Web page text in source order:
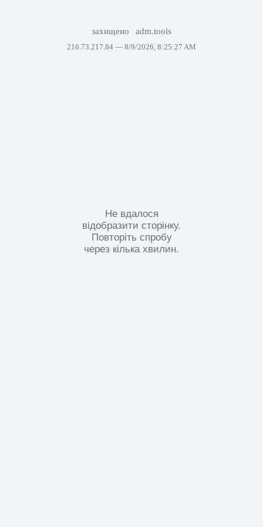
захищено adm.tools
216.73.217.84 — 8/9/2026, 8:25:27 AM
Не вдалося
відобразити сторінку.
Повторіть спробу
через кілька хвилин.